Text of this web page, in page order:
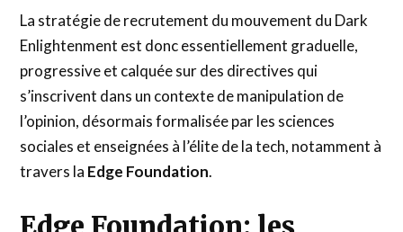
La stratégie de recrutement du mouvement du Dark
Enlightenment est donc essentiellement graduelle,
progressive et calquée sur des directives qui
s’inscrivent dans un contexte de manipulation de
l’opinion, désormais formalisée par les sciences
sociales et enseignées à l’élite de la tech, notamment à
travers la Edge Foundation.